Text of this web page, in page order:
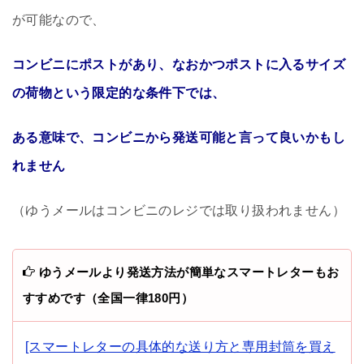
が可能なので、
コンビニにポストがあり、なおかつポストに入るサイズ
の荷物という限定的な条件下では、
ある意味で、コンビニから発送可能と言って良いかもし
れません
（ゆうメールはコンビニのレジでは取り扱われません）
ゆうメールより発送方法が簡単なスマートレターもお
すすめです（全国一律180円）
[スマートレターの具体的な送り方と専用封筒を買え